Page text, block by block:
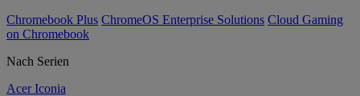
Chromebook Plus ChromeOS Enterprise Solutions Cloud Gaming
on Chromebook
Nach Serien
Acer Iconia